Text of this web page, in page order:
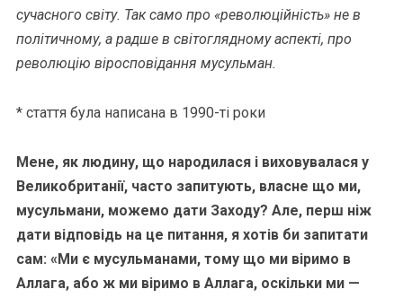
сучасного світу. Так само про «революційність» не в
політичному, а радше в світоглядному аспекті, про
революцію віросповідання мусульман.
* стаття була написана в 1990-ті роки
Мене, як людину, що народилася і виховувалася у
Великобританії, часто запитують, власне що ми,
мусульмани, можемо дати Заходу? Але, перш ніж
дати відповідь на це питання, я хотів би запитати
сам: «Ми є мусульманами, тому що ми віримо в
Аллага, або ж ми віримо в Аллага, оскільки ми —